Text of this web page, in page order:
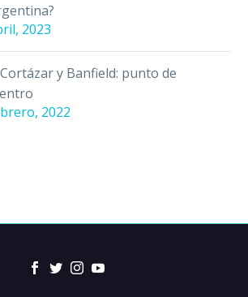
2023
y Banfield: punto de
2022